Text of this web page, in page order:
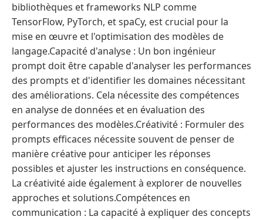
bibliothèques et frameworks NLP comme
TensorFlow, PyTorch, et spaCy, est crucial pour la
mise en œuvre et l'optimisation des modèles de
langage.Capacité d'analyse : Un bon ingénieur
prompt doit être capable d'analyser les performances
des prompts et d'identifier les domaines nécessitant
des améliorations. Cela nécessite des compétences
en analyse de données et en évaluation des
performances des modèles.Créativité : Formuler des
prompts efficaces nécessite souvent de penser de
manière créative pour anticiper les réponses
possibles et ajuster les instructions en conséquence.
La créativité aide également à explorer de nouvelles
approches et solutions.Compétences en
communication : La capacité à expliquer des concepts